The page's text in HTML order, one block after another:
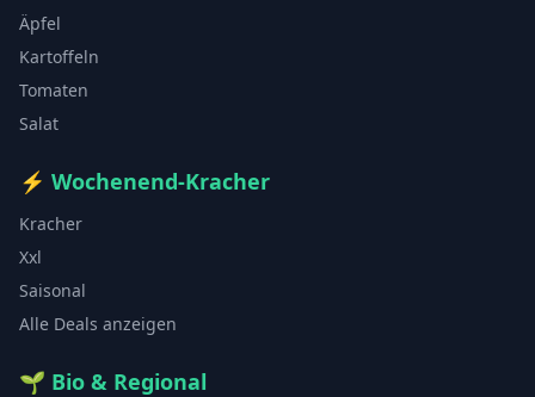
Äpfel
Kartoffeln
Tomaten
Salat
⚡ Wochenend-Kracher
Kracher
Xxl
Saisonal
Alle Deals anzeigen
🌱 Bio & Regional